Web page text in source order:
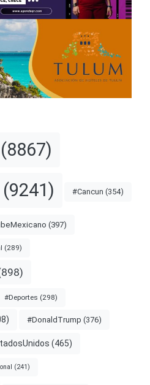
(8867)
(9241) #Cancun (354)
(397)
(289)
#Deportes (298)
#DonaldTrump (376)
(465)
(241)